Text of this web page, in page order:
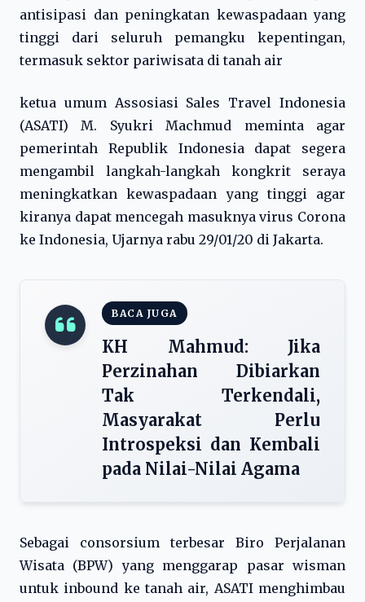
antisipasi dan peningkatan kewaspadaan yang
tinggi dari seluruh pemangku kepentingan,
termasuk sektor pariwisata di tanah air
ketua umum Assosiasi Sales Travel Indonesia
(ASATI) M. Syukri Machmud meminta agar
pemerintah Republik Indonesia dapat segera
mengambil langkah-langkah kongkrit seraya
meningkatkan kewaspadaan yang tinggi agar
kiranya dapat mencegah masuknya virus Corona
ke Indonesia, Ujarnya rabu 29/01/20 di Jakarta.
BACA JUGA
KH Mahmud: Jika
Perzinahan Dibiarkan
Tak Terkendali,
Masyarakat Perlu
Introspeksi dan Kembali
pada Nilai-Nilai Agama
Sebagai consorsium terbesar Biro Perjalanan
Wisata (BPW) yang menggarap pasar wisman
untuk inbound ke tanah air, ASATI menghimbau